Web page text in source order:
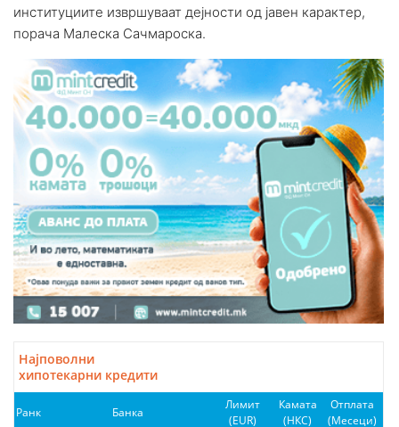
институциите извршуваат дејности од јавен карактер,
порача Малеска Сачмароска.